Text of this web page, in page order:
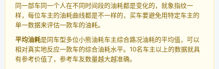
同一部车同一个人在不同时间段的油耗都是变化的，就象指纹一
样，每位车主的油耗曲线都是不一样的，买车要避免用特定车主的
单一数据来评估一款车的油耗。
平均油耗是同车型多位小熊油耗车主综合路况油耗的平均值，可以
相对真实地反应一款车的综合油耗水平。10名车主以上的数据就具
有参考价值了，参考车友数量越大越准确。